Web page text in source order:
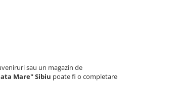
sau un magazin de
Mare" Sibiu poate fi o completare